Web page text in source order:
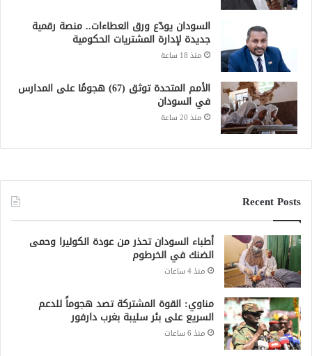
السودان يودّع ورق العطاءات.. منصة رقمية
جديدة لإدارة المشتريات الحكومية
منذ 18 ساعة
الأمم المتحدة توثق (67) هجومًا على المدارس
في السودان
منذ 20 ساعة
Recent Posts
أطباء السودان تحذر من عودة الكوليرا وحمى
الضنك في الخرطوم
منذ 4 ساعات
مناوي: القوة المشتركة تصد هجوماً للدعم
السريع على بئر سليبة بغرب دارفور
منذ 6 ساعات